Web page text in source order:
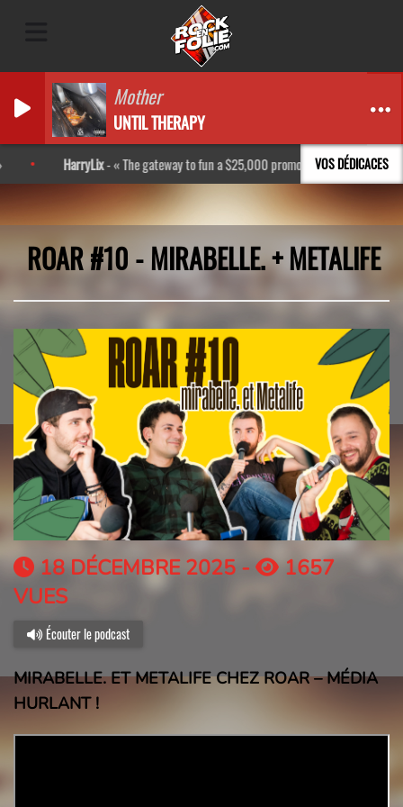
Mother
UNTIL THERAPY
VOS DÉDICACES
HarryLix- The gateway to fun a $25,000 promo code http://bpl.kr/Rkxs
ROAR #10 - MIRABELLE. + METALIFE
18 DÉCEMBRE 2025 -
1657
VUES
Écouter le podcast
MIRABELLE. ET METALIFE CHEZ ROAR – MÉDIA
HURLANT !